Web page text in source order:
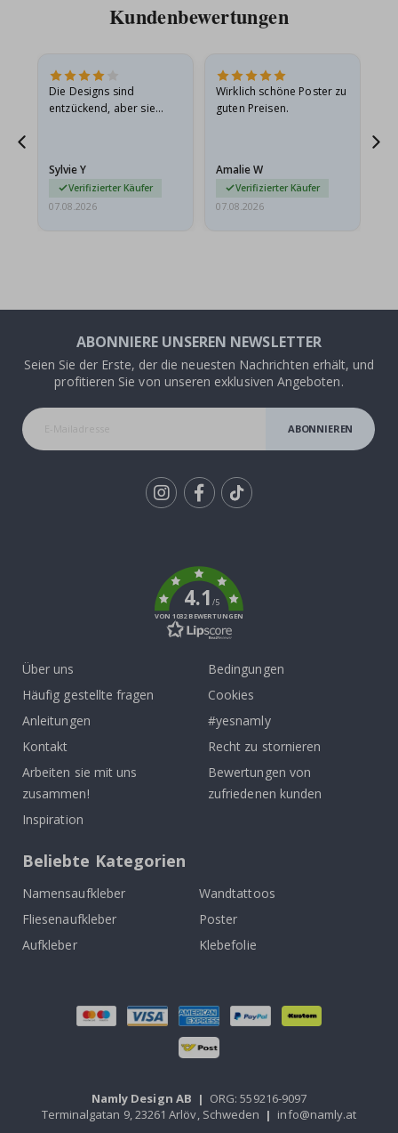
Kundenbewertungen
Die Designs sind
entzückend, aber sie
sie…
Sylvie Y
Verifizierter Käufer
07.08.2026
Wirklich schöne Poster zu
guten Preisen.
Amalie W
Verifizierter Käufer
07.08.2026
ABONNIERE UNSEREN NEWSLETTER
Seien Sie der Erste, der die neuesten Nachrichten erhält, und
profitieren Sie von unseren exklusiven Angeboten.
ABONNIEREN
4.1/5
VON 1032 BEWERTUNGEN
Über uns
Häufig gestellte fragen
Anleitungen
Kontakt
Arbeiten sie mit uns
zusammen!
Inspiration
Bedingungen
Cookies
#yesnamly
Recht zu stornieren
Bewertungen von
zufriedenen kunden
Beliebte Kategorien
Namensaufkleber
Wandtattoos
Fliesenaufkleber
Poster
Aufkleber
Klebefolie
Namly Design AB | ORG: 559216-9097
Terminalgatan 9, 23261 Arlöv, Schweden | info@namly.at